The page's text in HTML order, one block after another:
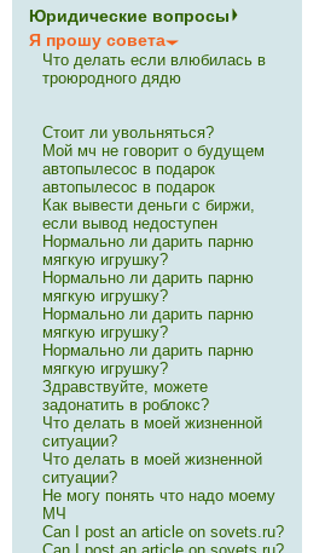
Юридические вопросы
Я прошу совета
Что делать если влюбилась в
троюродного дядю
Стоит ли увольняться?
Мой мч не говорит о будущем
автопылесос в подарок
автопылесос в подарок
Как вывести деньги с биржи,
если вывод недоступен
Нормально ли дарить парню
мягкую игрушку?
Нормально ли дарить парню
мягкую игрушку?
Нормально ли дарить парню
мягкую игрушку?
Нормально ли дарить парню
мягкую игрушку?
Здравствуйте, можете
задонатить в роблокс?
Что делать в моей жизненной
ситуации?
Что делать в моей жизненной
ситуации?
Не могу понять что надо моему
МЧ
Can I post an article on sovets.ru?